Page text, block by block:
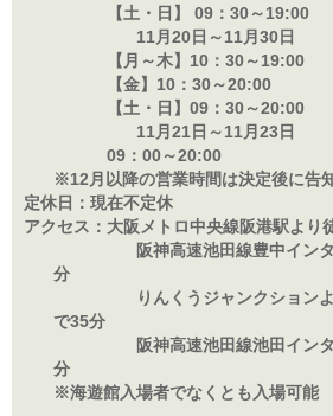
【土・日】 09： 30～19:00
11月20日～11月30日
【月～木】10： 30～19:00
【金】10： 30～20:00
【土・日】09： 30～20:00
11月21日～11月23日
09： 00～20:00
※12月以降の営業時間は決定後に告
定休日： 現在不定休
アクセス： 大阪メトロ中央線阪港駅より
阪神高速池田線豊中インター
分
りんくうジャンクションより
で35分
阪神高速池田線池田インター
分
※海遊館入場者でなくとも入場可能